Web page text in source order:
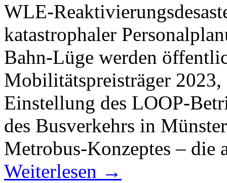
WLE-
katastrophaler
Bahn-Lüge werden
Mobilitätspreisträger
Einstellung des LOOP-
des Busverkehrs in
Metrobus-Konzeptes –
Weiterlesen →